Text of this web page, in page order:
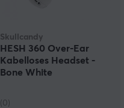
Skullcandy
HESH 360 Over-Ear
Kabelloses Headset -
Bone White
(0)